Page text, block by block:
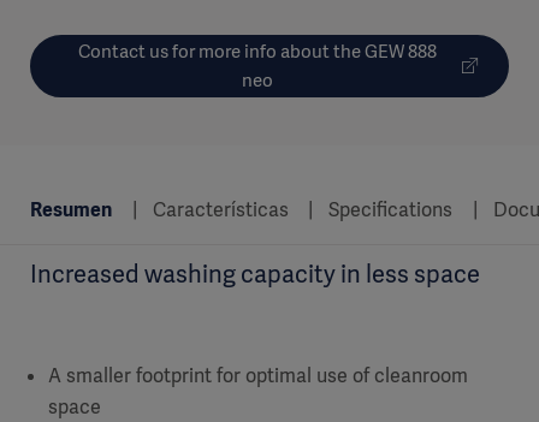
Contact us for more info about the GEW 888
neo
Resumen Características Specifications
Increased washing capacity in less space
A smaller footprint for optimal use of cleanroom
space